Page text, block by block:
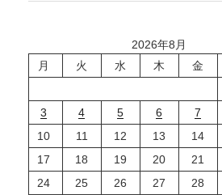
2026年8月
月
火 水 木 金
3
4 5 6 7
10
11 12 13 14
17
18 19 20 21
24
25 26 27 28